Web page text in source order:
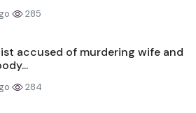
285
accused of murdering wife and
284